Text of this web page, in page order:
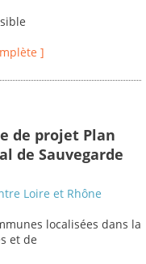
]
de projet Plan
de Sauvegarde
Loire et Rhône
localisées dans la
et de